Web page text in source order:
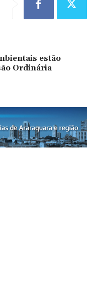
estão
Ordinária